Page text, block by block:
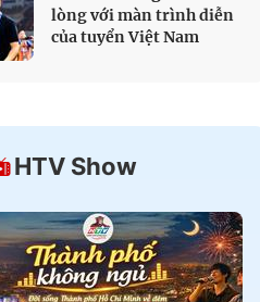
lòng với màn trình diễn
của tuyển Việt Nam
HTV Show